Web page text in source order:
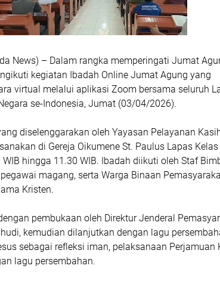
News) – Dalam rangka memperingati Jumat
kegiatan Ibadah Online Jumat Agung yang
virtual melalui aplikasi Zoom bersama seluruh
se-Indonesia, Jumat (03/04/2026).
diselenggarakan oleh Yayasan Pelayanan
di Gereja Oikumene St. Paulus Lapas
hingga 11.30 WIB. Ibadah diikuti oleh Staf
magang, serta Warga Binaan
Kristen.
pembukaan oleh Direktur Jenderal
kemudian dilanjutkan dengan lagu
sebagai refleksi iman, pelaksanaan Perjamuan
lagu persembahan.